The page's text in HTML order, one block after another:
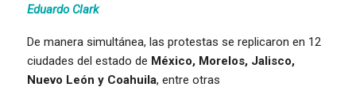
Eduardo Clark
De manera simultánea, las protestas se replicaron en 12
ciudades del estado de México, Morelos, Jalisco,
Nuevo León y Coahuila, entre otras